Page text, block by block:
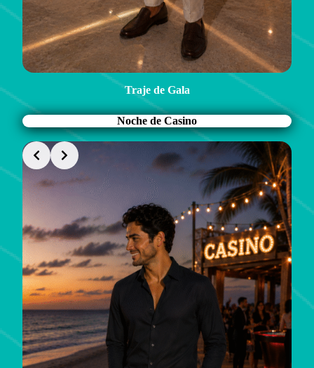
Traje de Gala
Noche de Casino
Slide 1 of 2